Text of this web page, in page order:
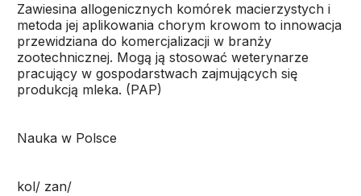
Zawiesina allogenicznych komórek macierzystych i
metoda jej aplikowania chorym krowom to innowacja
przewidziana do komercjalizacji w branży
zootechnicznej. Mogą ją stosować weterynarze
pracujący w gospodarstwach zajmujących się
produkcją mleka. (PAP)
Nauka w Polsce
kol/ zan/